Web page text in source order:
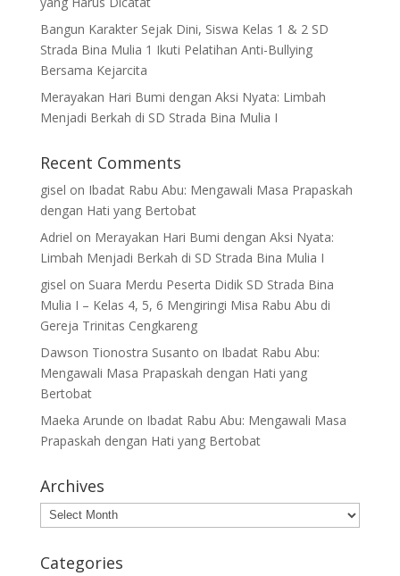
Bangun Karakter Sejak Dini, Siswa Kelas 1 & 2 SD
Strada Bina Mulia 1 Ikuti Pelatihan Anti-Bullying
Bersama Kejarcita
Merayakan Hari Bumi dengan Aksi Nyata: Limbah
Menjadi Berkah di SD Strada Bina Mulia I
Recent Comments
gisel on Ibadat Rabu Abu: Mengawali Masa Prapaskah
dengan Hati yang Bertobat
Adriel on Merayakan Hari Bumi dengan Aksi Nyata:
Limbah Menjadi Berkah di SD Strada Bina Mulia I
gisel on Suara Merdu Peserta Didik SD Strada Bina
Mulia I – Kelas 4, 5, 6 Mengiringi Misa Rabu Abu di
Gereja Trinitas Cengkareng
Dawson Tionostra Susanto on Ibadat Rabu Abu:
Mengawali Masa Prapaskah dengan Hati yang
Bertobat
Maeka Arunde on Ibadat Rabu Abu: Mengawali Masa
Prapaskah dengan Hati yang Bertobat
Archives
Archives
Categories